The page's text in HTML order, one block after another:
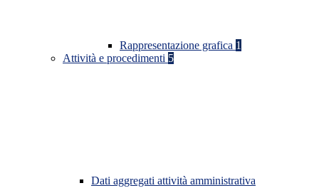
Rappresentazione grafica 1
Attività e procedimenti 5
Dati aggregati attività amministrativa